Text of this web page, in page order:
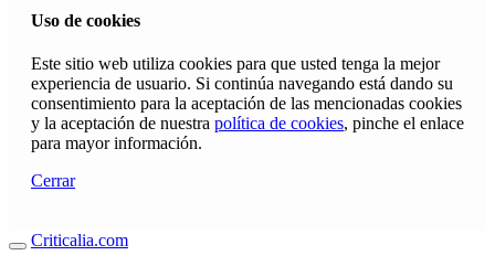
Uso de cookies
Este sitio web utiliza cookies para que usted tenga la mejor
experiencia de usuario. Si continúa navegando está dando su
consentimiento para la aceptación de las mencionadas cookies
y la aceptación de nuestra política de cookies, pinche el enlace
para mayor información.
Cerrar
Criticalia.com